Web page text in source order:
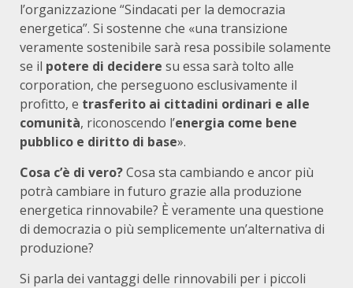
l’organizzazione “Sindacati per la democrazia
energetica”. Si sostenne che «una transizione
veramente sostenibile sarà resa possibile solamente
se il potere di decidere su essa sarà tolto alle
corporation, che perseguono esclusivamente il
profitto, e trasferito ai cittadini ordinari e alle
comunità, riconoscendo l’energia come bene
pubblico e diritto di base».
Cosa c’è di vero?Cosa sta cambiando e ancor più
potrà cambiare in futuro grazie alla produzione
energetica rinnovabile? È veramente una questione
di democrazia o più semplicemente un’alternativa di
produzione?
Si parla dei vantaggi delle rinnovabili per i piccoli